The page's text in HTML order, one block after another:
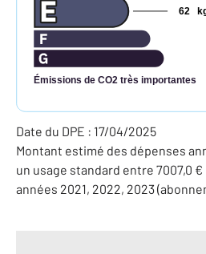
Émissions de CO2 très importantes
62
Date du DPE : 17/04/2025
Montant estimé des dépenses
un usage standard entre 7007,0
années 2021, 2022, 2023